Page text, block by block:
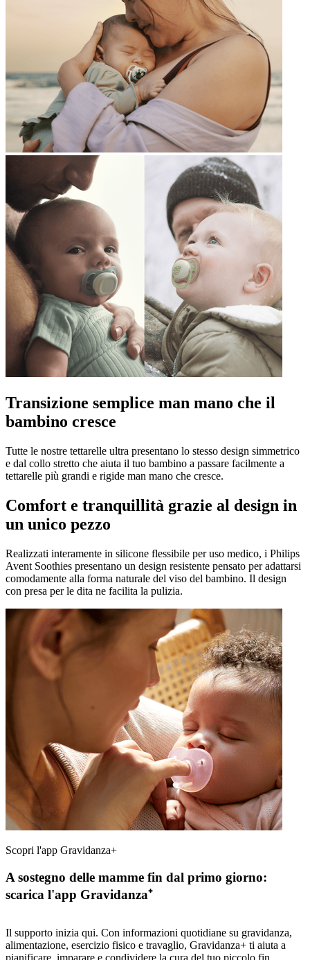
Transizione semplice man mano che il
bambino cresce
Tutte le nostre tettarelle ultra presentano lo stesso design simmetrico
e dal collo stretto che aiuta il tuo bambino a passare facilmente a
tettarelle più grandi e rigide man mano che cresce.
Comfort e tranquillità grazie al design in
un unico pezzo
Realizzati interamente in silicone flessibile per uso medico, i Philips
Avent Soothies presentano un design resistente pensato per adattarsi
comodamente alla forma naturale del viso del bambino. Il design
con presa per le dita ne facilita la pulizia.
Scopri l'app Gravidanza+
A sostegno delle mamme fin dal primo giorno:
scarica l'app Gravidanza⁺
Il supporto inizia qui. Con informazioni quotidiane su gravidanza,
alimentazione, esercizio fisico e travaglio, Gravidanza+ ti aiuta a
pianificare, imparare e condividere la cura del tuo piccolo fin